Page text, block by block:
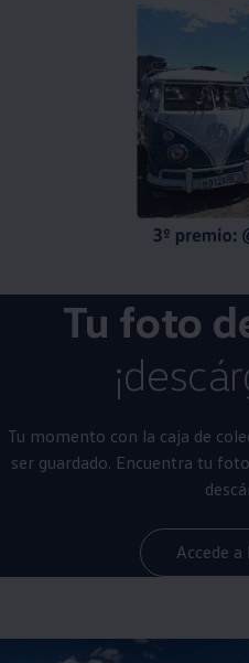
Tu foto
Tu momento con la caja de
ser guardado. Encuentra tu
Accede